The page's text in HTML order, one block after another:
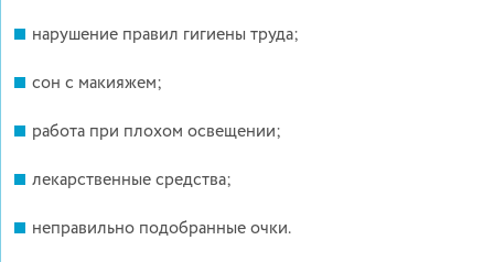
нарушение правил гигиены труда;
сон с макияжем;
работа при плохом освещении;
лекарственные средства;
неправильно подобранные очки.